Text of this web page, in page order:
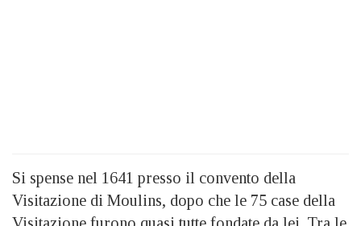
Si spense nel 1641 presso il convento della
Visitazione di Moulins, dopo che le 75 case della